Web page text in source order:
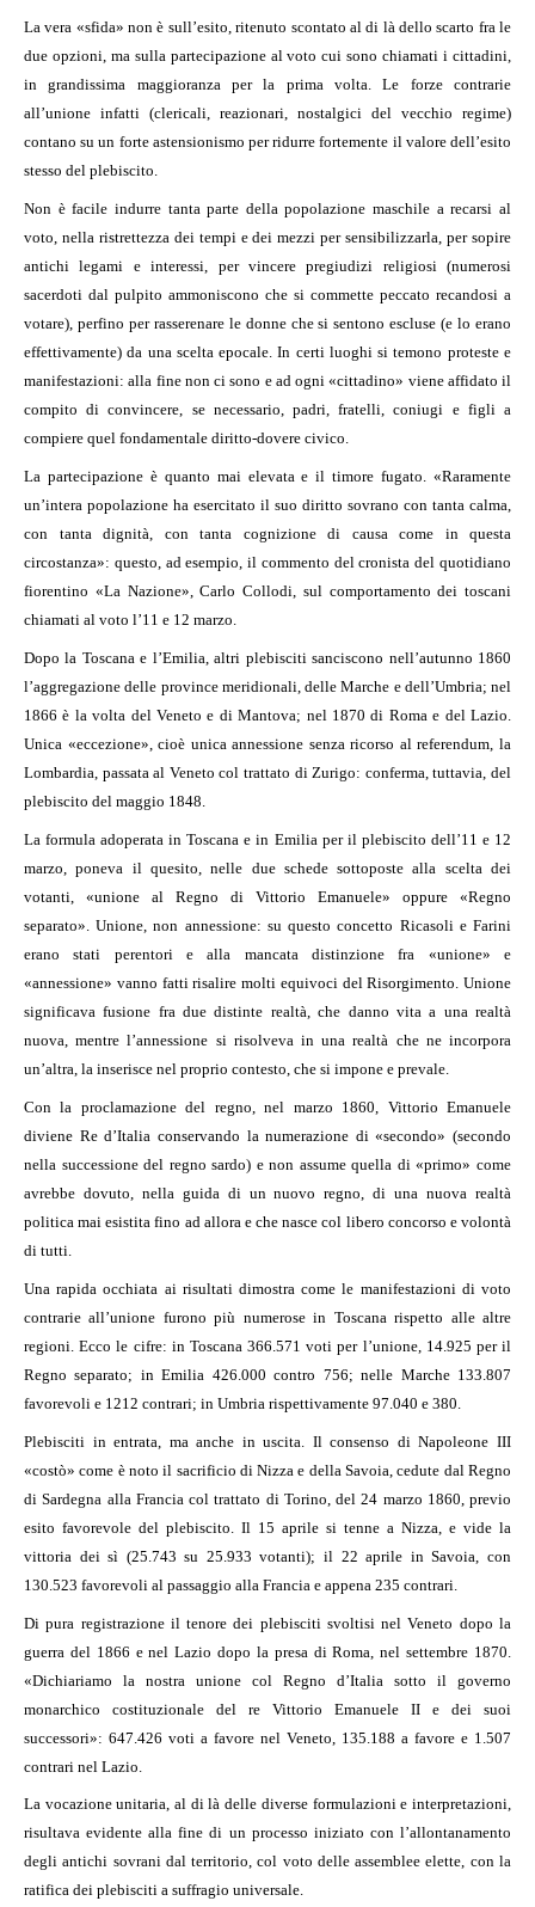
La vera «sfida» non è sull’esito, ritenuto scontato al di là dello scarto fra le
due opzioni, ma sulla partecipazione al voto cui sono chiamati i cittadini,
in grandissima maggioranza per la prima volta. Le forze contrarie
all’unione infatti (clericali, reazionari, nostalgici del vecchio regime)
contano su un forte astensionismo per ridurre fortemente il valore dell’esito
stesso del plebiscito.
Non è facile indurre tanta parte della popolazione maschile a recarsi al
voto, nella ristrettezza dei tempi e dei mezzi per sensibilizzarla, per sopire
antichi legami e interessi, per vincere pregiudizi religiosi (numerosi
sacerdoti dal pulpito ammoniscono che si commette peccato recandosi a
votare), perfino per rasserenare le donne che si sentono escluse (e lo erano
effettivamente) da una scelta epocale. In certi luoghi si temono proteste e
manifestazioni: alla fine non ci sono e ad ogni «cittadino» viene affidato il
compito di convincere, se necessario, padri, fratelli, coniugi e figli a
compiere quel fondamentale diritto-dovere civico.
La partecipazione è quanto mai elevata e il timore fugato. «Raramente
un’intera popolazione ha esercitato il suo diritto sovrano con tanta calma,
con tanta dignità, con tanta cognizione di causa come in questa
circostanza»: questo, ad esempio, il commento del cronista del quotidiano
fiorentino «La Nazione», Carlo Collodi, sul comportamento dei toscani
chiamati al voto l’11 e 12 marzo.
Dopo la Toscana e l’Emilia, altri plebisciti sanciscono nell’autunno 1860
l’aggregazione delle province meridionali, delle Marche e dell’Umbria; nel
1866 è la volta del Veneto e di Mantova; nel 1870 di Roma e del Lazio.
Unica «eccezione», cioè unica annessione senza ricorso al referendum, la
Lombardia, passata al Veneto col trattato di Zurigo: conferma, tuttavia, del
plebiscito del maggio 1848.
La formula adoperata in Toscana e in Emilia per il plebiscito dell’11 e 12
marzo, poneva il quesito, nelle due schede sottoposte alla scelta dei
votanti, «unione al Regno di Vittorio Emanuele» oppure «Regno
separato». Unione, non annessione: su questo concetto Ricasoli e Farini
erano stati perentori e alla mancata distinzione fra «unione» e
«annessione» vanno fatti risalire molti equivoci del Risorgimento. Unione
significava fusione fra due distinte realtà, che danno vita a una realtà
nuova, mentre l’annessione si risolveva in una realtà che ne incorpora
un’altra, la inserisce nel proprio contesto, che si impone e prevale.
Con la proclamazione del regno, nel marzo 1860, Vittorio Emanuele
diviene Re d’Italia conservando la numerazione di «secondo» (secondo
nella successione del regno sardo) e non assume quella di «primo» come
avrebbe dovuto, nella guida di un nuovo regno, di una nuova realtà
politica mai esistita fino ad allora e che nasce col libero concorso e volontà
di tutti.
Una rapida occhiata ai risultati dimostra come le manifestazioni di voto
contrarie all’unione furono più numerose in Toscana rispetto alle altre
regioni. Ecco le cifre: in Toscana 366.571 voti per l’unione, 14.925 per il
Regno separato; in Emilia 426.000 contro 756; nelle Marche 133.807
favorevoli e 1212 contrari; in Umbria rispettivamente 97.040 e 380.
Plebisciti in entrata, ma anche in uscita. Il consenso di Napoleone III
«costò» come è noto il sacrificio di Nizza e della Savoia, cedute dal Regno
di Sardegna alla Francia col trattato di Torino, del 24 marzo 1860, previo
esito favorevole del plebiscito. Il 15 aprile si tenne a Nizza, e vide la
vittoria dei sì (25.743 su 25.933 votanti); il 22 aprile in Savoia, con
130.523 favorevoli al passaggio alla Francia e appena 235 contrari.
Di pura registrazione il tenore dei plebisciti svoltisi nel Veneto dopo la
guerra del 1866 e nel Lazio dopo la presa di Roma, nel settembre 1870.
«Dichiariamo la nostra unione col Regno d’Italia sotto il governo
monarchico costituzionale del re Vittorio Emanuele II e dei suoi
successori»: 647.426 voti a favore nel Veneto, 135.188 a favore e 1.507
contrari nel Lazio.
La vocazione unitaria, al di là delle diverse formulazioni e interpretazioni,
risultava evidente alla fine di un processo iniziato con l’allontanamento
degli antichi sovrani dal territorio, col voto delle assemblee elette, con la
ratifica dei plebisciti a suffragio universale.